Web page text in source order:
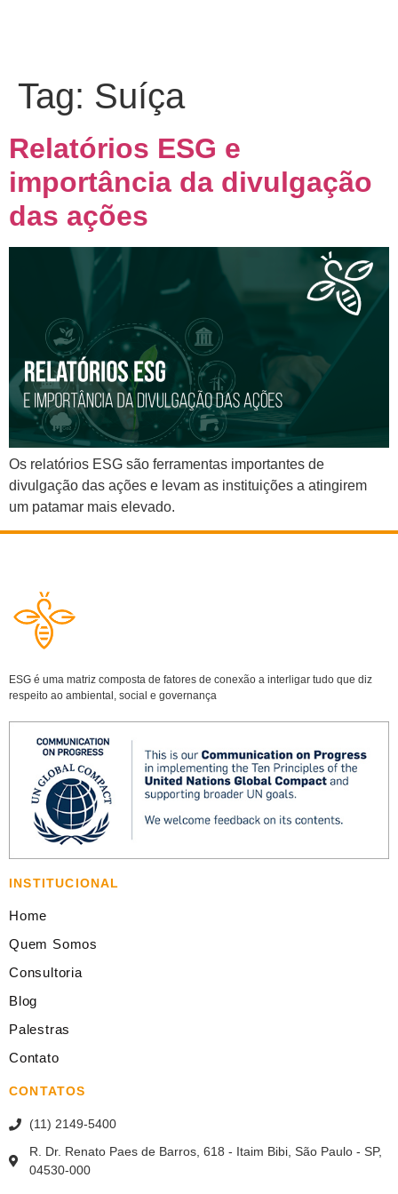
Tag: Suíça
Relatórios ESG e
importância da divulgação
das ações
Os relatórios ESG são ferramentas importantes de
divulgação das ações e levam as instituições a atingirem
um patamar mais elevado.
ESG é uma matriz composta de fatores de conexão a interligar tudo que diz
respeito ao ambiental, social e governança
INSTITUCIONAL
Home
Quem Somos
Consultoria
Blog
Palestras
Contato
CONTATOS
(11) 2149-5400
R. Dr. Renato Paes de Barros, 618 - Itaim Bibi, São Paulo - SP,
04530-000